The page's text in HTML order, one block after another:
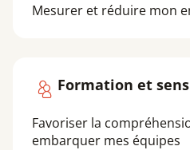
Mesurer et réduire mon
Formation et
Favoriser la
embarquer mes équipes